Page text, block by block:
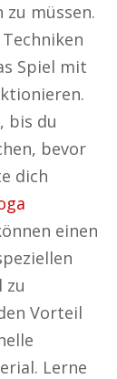
müssen.
Spiel mit
bis du
bevor
dich
einen
zu
Vorteil
Lerne